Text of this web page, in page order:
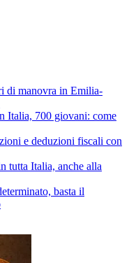
di manovra in Emilia-
Italia, 700 giovani: come
e deduzioni fiscali con
tutta Italia, anche alla
basta il